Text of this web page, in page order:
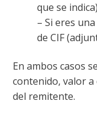
que se indica)
– Si eres
de CIF
En ambos casos
contenido, valor
del remitente.